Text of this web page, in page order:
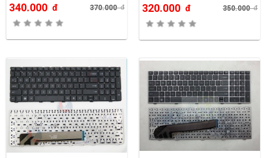
340.000 đ 370.000đ 320.000 đ 350.000đ